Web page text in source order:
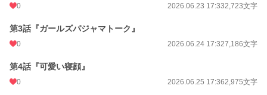
0 2026.06.23 17:332,723文字
第3話『ガールズパジャマトーク』
0 2026.06.24 17:327,186文字
第4話『可愛い寝顔』
0 2026.06.25 17:362,975文字